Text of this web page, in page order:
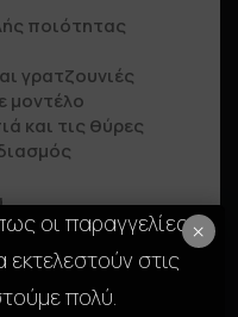
ποιότητας
γρατζουνιές
μοντέλο
και τις θύρες
την προστασία
της GAMS.
οι παραγγελίες
στις
πολύ.
×